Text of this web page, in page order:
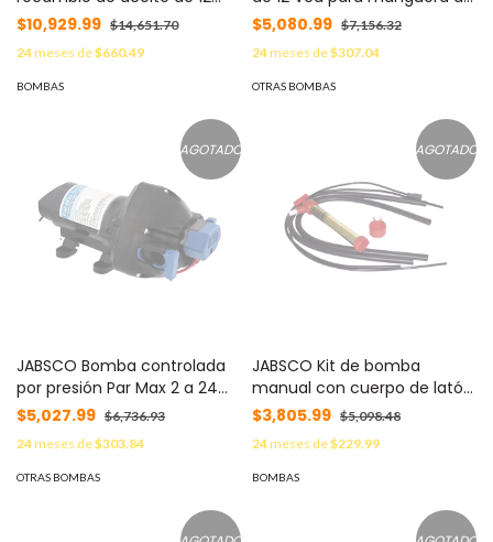
Vcd MOD: 17830-0012
$10,929.99 $14,651.70
24meses de$660.49
BOMBAS
entrada con orificio de 38
mm (1½”), manguera de
descarga con orificio de 25
mm (1”) MOD: 18590-2092
$5,080.99 $7,156.32
24meses de$307.04
OTRAS BOMBAS
AGOTADO
JABSCO Bomba controlada
por presión Par Max 2 a 24
Vcd, caudal de 2 GPM,
presión máxima 35 psi, para
manguera de entrada con
orificio de 13 mm (½”) MOD:
$5,027.99 $6,736.93
24meses de$303.84
OTRAS BOMBAS
AGOTADO
JABSCO Kit de bomba
manual con cuerpo de latón.
MOD: 33799-0000
$3,805.99 $5,098.48
24meses de$229.99
BOMBAS